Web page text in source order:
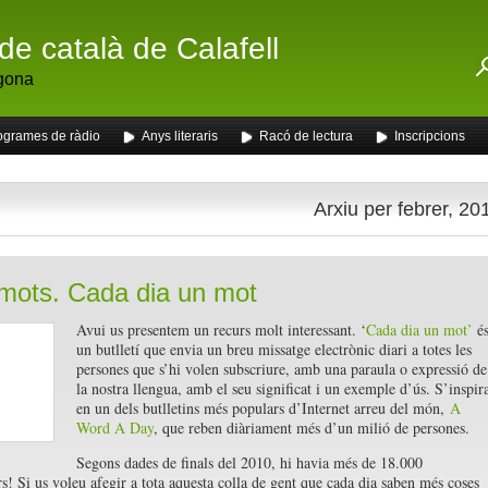
català de Calafell
de ràdio Anys literaris Racó de lectura Inscripcions
Arxiu per febrer,
Cada dia un mot
Avui us presentem un recurs molt interessant. ‘Cada dia un mot’ és
un butlletí que envia un breu missatge electrònic diari a totes les
persones que s’hi volen subscriure, amb una paraula o expressió de
la nostra llengua, amb el seu significat i un exemple d’ús.
en un dels butlletins més populars d’Internet arreu del món, A
Word A Day, que reben diàriament més d’un milió de persones.
Segons dades de finals del 2010, hi havia més de 18.000
Si us voleu afegir a tota aquesta colla de gent que cada dia saben més coses